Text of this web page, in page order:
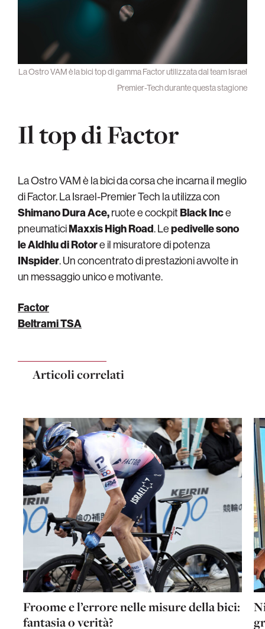
La Ostro VAM è la bici top di gamma Factor utilizzata dal team Israel
Premier-Tech durante questa stagione
Il top di Factor
La Ostro VAM è la bici da corsa che incarna il meglio
di Factor. La Israel-Premier Tech la utilizza con
Shimano Dura Ace,ruote e cockpitBlack Ince
pneumaticiMaxxis High Road. Lepedivelle sono
le Aldhlu di Rotore il misuratore di potenza
INspider. Un concentrato di prestazioni avvolte in
un messaggio unico e motivante.
Factor
Beltrami TSA
Articoli correlati
Froome e l’errore nelle misure della bici:
fantasia o verità?